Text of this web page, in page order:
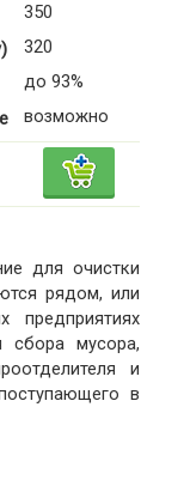
350
320
до 93%
возможно
для очистки
рядом, или
предприятиях
сбора мусора,
и
в